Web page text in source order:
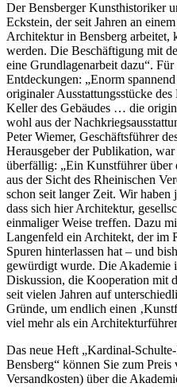
Der Bensberger Kunsthistoriker
Eckstein, der seit Jahren an
Architektur in Bensberg arbeitet,
werden. Die Beschäftigung mit
eine Grundlagenarbeit dazu“.
Entdeckungen: „Enorm
originaler Ausstattungsstücke
Keller des Gebäudes … die
wohl aus der
Peter Wiemer, Geschäftsführer
Herausgeber der Publikation,
überfällig: „Ein Kunstführer
aus der Sicht des Rheinischen
schon seit langer Zeit. Wir haben
dass sich hier Architektur,
einmaliger Weise treffen. Dazu
Langenfeld ein Architekt, der im
Spuren hinterlassen hat – und
gewürdigt wurde. Die Akademie
Diskussion, die Kooperation mit
seit vielen Jahren auf
Gründe, um endlich einen
viel mehr als ein
Das neue Heft „Kardinal-
Bensberg“ können Sie zum
Versandkosten) über die